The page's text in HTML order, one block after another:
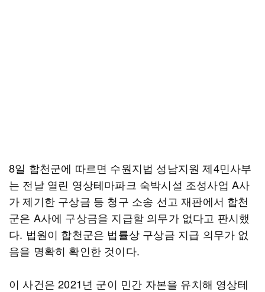
8일 합천군에 따르면 수원지법 성남지원 제4민사부
는 전날 열린 영상테마파크 숙박시설 조성사업 A사
가 제기한 구상금 등 청구 소송 선고 재판에서 합천
군은 A사에 구상금을 지급할 의무가 없다고 판시했
다. 법원이 합천군은 법률상 구상금 지급 의무가 없
음을 명확히 확인한 것이다.
이 사건은 2021년 군이 민간 자본을 유치해 영상테